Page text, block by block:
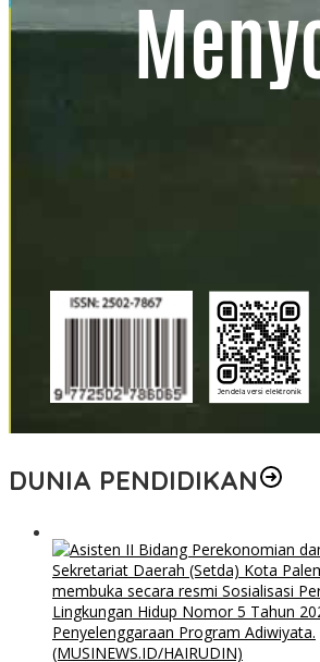
DUNIA PENDIDIKAN